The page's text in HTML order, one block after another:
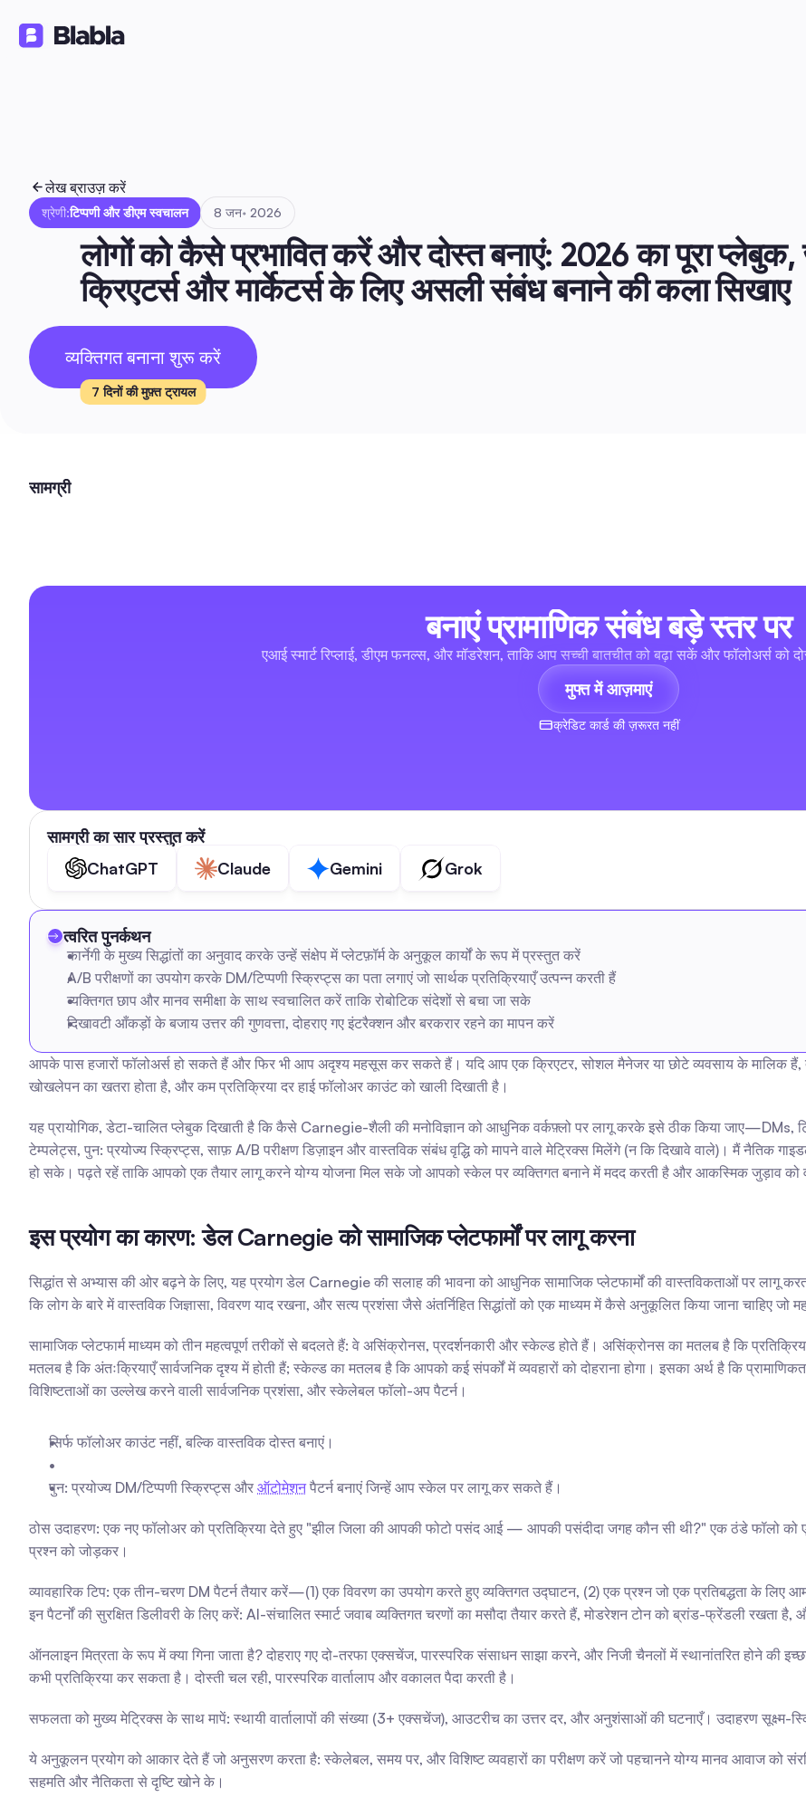
लेख ब्राउज़ करें
श्रेणी:टिप्पणी और डीएम स्वचालन 8 जन॰ 2026
लोगों को कैसे प्रभावित करें और दोस्त बनाएं: 2026 का पूरा प्लेबुक,
क्रिएटर्स और मार्केटर्स के लिए असली संबंध बनाने की कला सिखाए
व्यक्तिगत बनाना शुरू करें
7 दिनों की मुफ़्त ट्रायल
सामग्री
सामग्री का सार प्रस्तुत करें
ChatGPT
Claude Gemini Grok
त्वरित पुनर्कथन
कार्नेगी के मुख्य सिद्धांतों का अनुवाद करके उन्हें संक्षेप में प्लेटफ़ॉर्म के अनुकूल कार्यों के रूप में प्रस्तुत करें
A/B परीक्षणों का उपयोग करके DM/टिप्पणी स्क्रिप्ट्स का पता लगाएं जो सार्थक प्रतिक्रियाएँ उत्पन्न करती हैं
व्यक्तिगत छाप और मानव समीक्षा के साथ स्वचालित करें ताकि रोबोटिक संदेशों से बचा जा सके
दिखावटी आँकड़ों के बजाय उत्तर की गुणवत्ता, दोहराए गए इंटरैक्शन और बरकरार रहने का मापन करें
आपके पास हजारों फॉलोअर्स हो सकते हैं और फिर भी आप अदृश्य महसूस कर सकते हैं। यदि आप एक क्रिएटर, सोशल मैनेजर या छोटे व्यवसाय के मालिक हैं,
खोखलेपन का खतरा होता है, और कम प्रतिक्रिया दर हाई फॉलोअर काउंट को खाली दिखाती है।
यह प्रायोगिक, डेटा-चालित प्लेबुक दिखाती है कि कैसे Carnegie-शैली की मनोविज्ञान को आधुनिक वर्कफ़्लो पर लागू करके इसे ठीक किया जाए—DMs,
टेम्पलेट्स, पुन: प्रयोज्य स्क्रिप्ट्स, साफ़ A/B परीक्षण डिज़ाइन और वास्तविक संबंध वृद्धि को मापने वाले मेट्रिक्स मिलेंगे (न कि दिखावे वाले)। मैं नैतिक
हो सके। पढ़ते रहें ताकि आपको एक तैयार लागू करने योग्य योजना मिल सके जो आपको स्केल पर व्यक्तिगत बनाने में मदद करती है और आकस्मिक जुड़ाव को
इस प्रयोग का कारण: डेल Carnegie को सामाजिक प्लेटफार्मों पर लागू करना
सिद्धांत से अभ्यास की ओर बढ़ने के लिए, यह प्रयोग डेल Carnegie की सलाह की भावना को आधुनिक सामाजिक प्लेटफार्मों की वास्तविकताओं पर लागू
कि लोग के बारे में वास्तविक जिज्ञासा, विवरण याद रखना, और सत्य प्रशंसा जैसे अंतर्निहित सिद्धांतों को एक माध्यम में कैसे अनुकूलित किया जाना चाहिए जो
सामाजिक प्लेटफार्म माध्यम को तीन महत्वपूर्ण तरीकों से बदलते हैं: वे असिंक्रोनस, प्रदर्शनकारी और स्केल्ड होते हैं। असिंक्रोनस का मतलब है कि
मतलब है कि अंतःक्रियाएँ सार्वजनिक दृश्य में होती हैं; स्केल्ड का मतलब है कि आपको कई संपर्कों में व्यवहारों को दोहराना होगा। इसका अर्थ है कि
विशिष्टताओं का उल्लेख करने वाली सार्वजनिक प्रशंसा, और स्केलेबल फॉलो-अप पैटर्न।
सिर्फ फॉलोअर काउंट नहीं, बल्कि वास्तविक दोस्त बनाएं।
पुन: प्रयोज्य DM/टिप्पणी स्क्रिप्ट्स और ऑटोमेशन पैटर्न बनाएं जिन्हें आप स्केल पर लागू कर सकते हैं।
ठोस उदाहरण: एक नए फॉलोअर को प्रतिक्रिया देते हुए "झील जिला की आपकी फोटो पसंद आई — आपकी पसंदीदा जगह कौन सी थी?" एक ठंडे फॉलो को
प्रश्न को जोड़कर।
व्यावहारिक टिप: एक तीन-चरण DM पैटर्न तैयार करें—(1) एक विवरण का उपयोग करते हुए व्यक्तिगत उद्घाटन, (2) एक प्रश्न जो एक प्रतिबद्धता के
इन पैटर्नों की सुरक्षित डिलीवरी के लिए करें: AI-संचालित स्मार्ट जवाब व्यक्तिगत चरणों का मसौदा तैयार करते हैं, मोडरेशन टोन को ब्रांड-फ्रेंडली रखता
ऑनलाइन मित्रता के रूप में क्या गिना जाता है? दोहराए गए दो-तरफा एक्सचेंज, पारस्परिक संसाधन साझा करने, और निजी चैनलों में स्थानांतरित होने की
कभी प्रतिक्रिया कर सकता है। दोस्ती चल रही, पारस्परिक वार्तालाप और वकालत पैदा करती है।
सफलता को मुख्य मेट्रिक्स के साथ मापें: स्थायी वार्तालापों की संख्या (3+ एक्सचेंज), आउटरीच का उत्तर दर, और अनुशंसाओं की घटनाएँ। उदाहरण सूक्ष्म-
ये अनुकूलन प्रयोग को आकार देते हैं जो अनुसरण करता है: स्केलेबल, समय पर, और विशिष्ट व्यवहारों का परीक्षण करें जो पहचानने योग्य मानव आवाज को
सहमति और नैतिकता से दृष्टि खोने के।
बनाएं प्रामाणिक संबंध बड़े स्तर पर
एआई स्मार्ट रिप्लाई, डीएम फनल्स, और मॉडरेशन, ताकि आप सच्ची बातचीत को बढ़ा सकें और फॉलोअर्स को
मुफ्त में आज़माएं
क्रेडिट कार्ड की ज़रूरत नहीं